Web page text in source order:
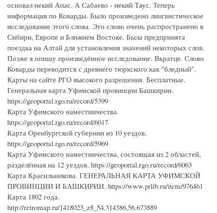
основал некий Апас. А Сабаево - некий Таус. Теперь
информация по Коварды. Было произведено лингвистическое
исследование этого слова. Это слово очень распространено в
Сибири, Европе и Ближнем Востоке. Была предпринята
поездка на Алтай для установления значений некоторых слов.
Позже я опишу произведённое исследование. Вкратце. Слово
Коварды переводится с древнего тюркского как "бледный".
Карты на сайте РГО высокого разрешения. Бесплатные.
Генеральная карта Уфимской провинции Башкирии.
https://geoportal.rgo.ru/record/5399
Карта Уфимского наместничества.
https://geoportal.rgo.ru/record/6017
Карта Оренбургской губернии из 10 уездов.
https://geoportal.rgo.ru/record/5969
Карта Уфимского наместничества, состоящая из 2 областей,
разделённая на 12 уездов. https://geoportal.rgo.ru/record/6063
Карта Красильникова. ГЕНЕРАЛЬНАЯ КАРТА УФИМСКОЙ
ПРОВИНЦИИ И БАШКИРИИ. https://www.prlib.ru/item/976461
Карта 1802 года.
http://retromap.ru/1418023_z8_54.314386,56.673889